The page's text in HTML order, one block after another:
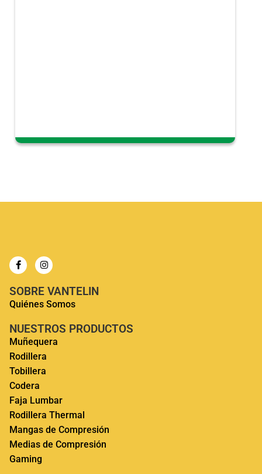
SOBRE VANTELIN
Quiénes Somos
NUESTROS PRODUCTOS
Muñequera
Rodillera
Tobillera
Codera
Faja Lumbar
Rodillera Thermal
Mangas de Compresión
Medias de Compresión
Gaming